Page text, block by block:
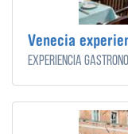
Venecia